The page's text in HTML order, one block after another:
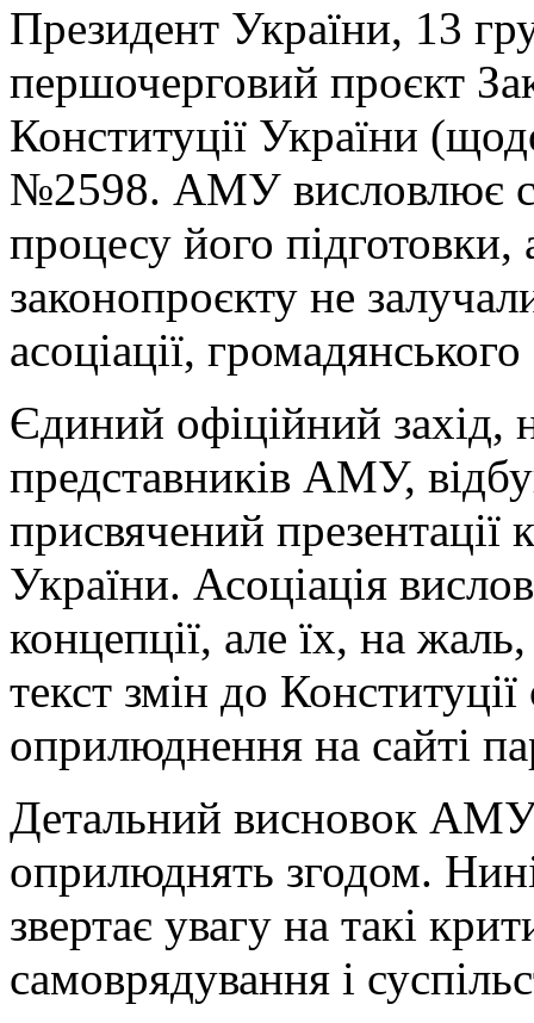
Президент України, 13
першочерговий проєкт
Конституції України
№2598. АМУ висловлює
процесу його
законопроєкту не
асоціації, громадянського
Єдиний офіційний захід,
представників АМУ,
присвячений презентації
України. Асоціація
концепції, але їх, на
текст змін до
оприлюднення на сайті
Детальний висновок
оприлюднять згодом.
звертає увагу на такі
самоврядування і